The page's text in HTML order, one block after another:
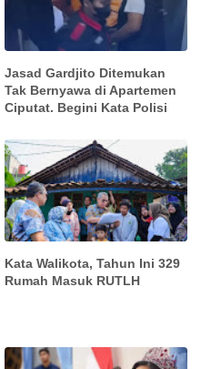
Jasad Gardjito Ditemukan
Tak Bernyawa di Apartemen
Ciputat. Begini Kata Polisi
Kata Walikota, Tahun Ini 329
Rumah Masuk RUTLH